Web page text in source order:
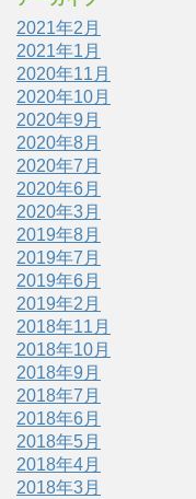
2021年2月
2021年1月
2020年11月
2020年10月
2020年9月
2020年8月
2020年7月
2020年6月
2020年3月
2019年8月
2019年7月
2019年6月
2019年2月
2018年11月
2018年10月
2018年9月
2018年7月
2018年6月
2018年5月
2018年4月
2018年3月